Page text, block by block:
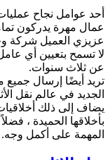
أحد عوامل نجاح
عمال مهرة يدركون
عزيزي العميل شركة
لا تسمح بتعيين أي
عن ثلاث سنوات.
تريد أيضًا إرسال
الجديد في عالم نقل
يضاف إلى ذلك
بأخلاقها الحميدة ،
المهمة على أكمل وجه.